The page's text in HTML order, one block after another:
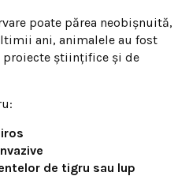
poate părea neobișnuită,
ani, animalele au fost
științifice și de
de tigru sau lup